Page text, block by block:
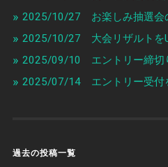
2025/10/27 お楽しみ抽選会
2025/10/27 大会リザルトを
2025/09/10 エントリー締切
2025/07/14 エントリー受付
過去の投稿一覧